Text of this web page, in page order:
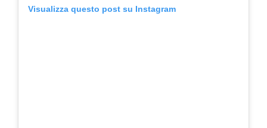
Visualizza questo post su Instagram